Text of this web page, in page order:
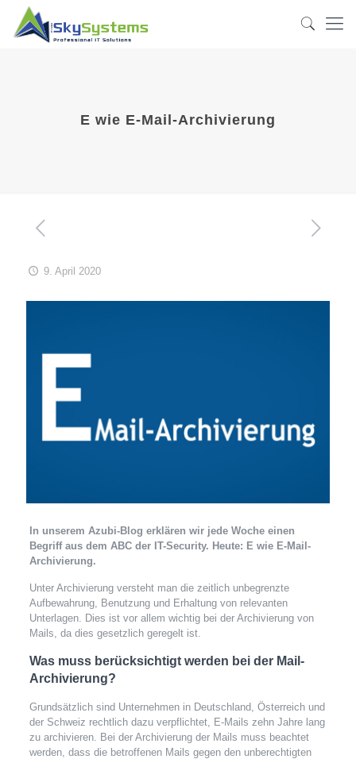
E wie E-Mail-Archivierung
9. April 2020
In unserem Azubi-Blog erklären wir jede Woche einen
Begriff aus dem ABC der IT-Security. Heute: E wie E-Mail-
Archivierung.
Unter Archivierung versteht man die zeitlich unbegrenzte
Aufbewahrung, Benutzung und Erhaltung von relevanten
Unterlagen. Dies ist vor allem wichtig bei der Archivierung von
Mails, da dies gesetzlich geregelt ist.
Was muss berücksichtigt werden bei der Mail-
Archivierung?
Grundsätzlich sind Unternehmen in Deutschland, Österreich und
der Schweiz rechtlich dazu verpflichtet, E-Mails zehn Jahre lang
zu archivieren. Bei der Archivierung der Mails muss beachtet
werden, dass die betroffenen Mails gegen den unberechtigten